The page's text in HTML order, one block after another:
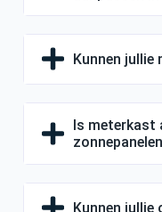
Kunnen
Is meterkast
Kunnen jullie